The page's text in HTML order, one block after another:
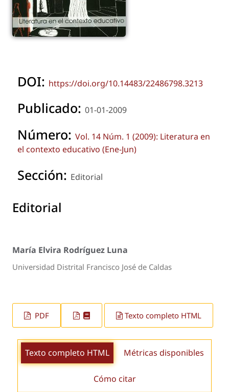
DOI: https://doi.org/10.14483/22486798.3213
Publicado: 01-01-2009
Número: Vol. 14 Núm. 1 (2009): Literatura en
el contexto educativo (Ene-Jun)
Sección: Editorial
Editorial
María Elvira Rodríguez Luna
Universidad Distrital Francisco José de Caldas
PDF Texto completo HTML
Texto completo HTML Métricas disponibles
Cómo citar